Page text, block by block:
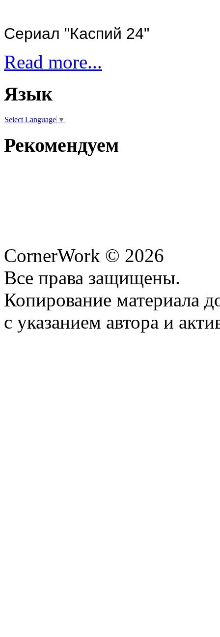
Сериал "Каспий 24"
Read more...
Язык
Select Language ▼
Рекомендуем
CornerWork © 2026
Все права защищены.
Копирование материала
с указанием автора и